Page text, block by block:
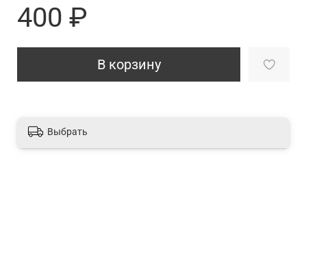
400 ₽
В корзину
Выбрать